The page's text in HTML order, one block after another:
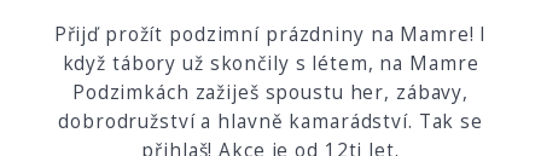
Přijď prožít podzimní prázdniny na Mamre! I
když tábory už skončily s létem, na Mamre
Podzimkách zažiješ spoustu her, zábavy,
dobrodružství a hlavně kamarádství. Tak se
přihlaš! Akce je od 12ti let.